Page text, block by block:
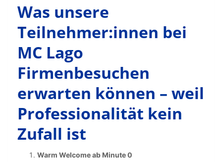
Was unsere
Teilnehmer:innen bei
MC Lago
Firmenbesuchen
erwarten können – weil
Professionalität kein
Zufall ist
Warm Welcome ab Minute 0